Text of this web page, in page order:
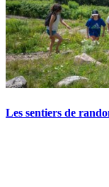
Les sentiers de